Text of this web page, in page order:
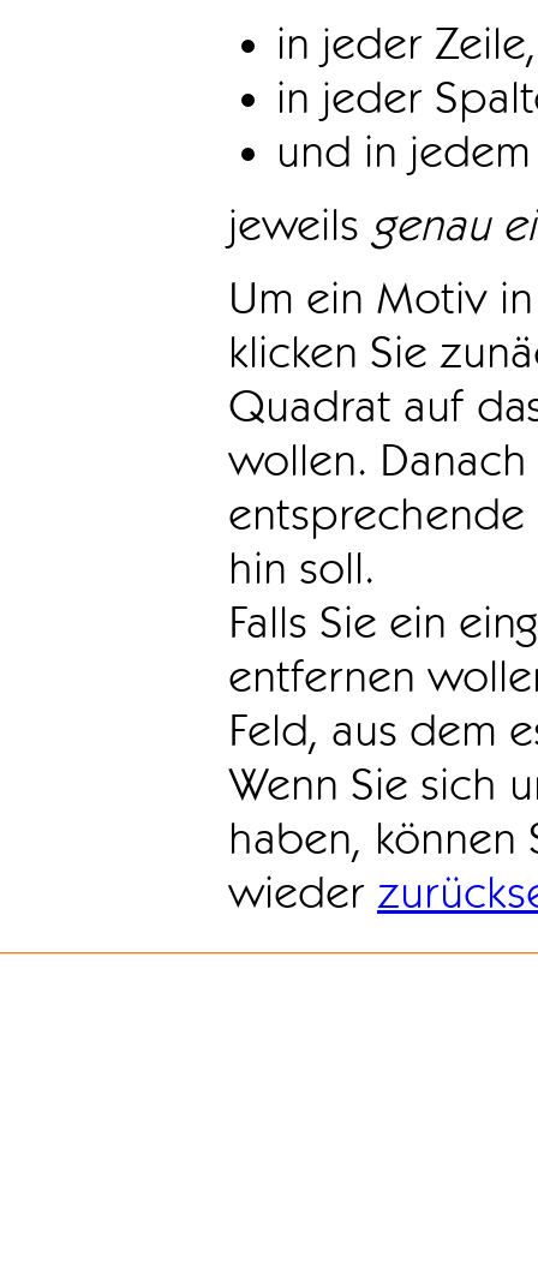
in jeder Zeile,
in jeder
und in
jeweils genau
Um ein Motiv
klicken Sie
Quadrat auf
wollen.
hin soll.
Falls Sie ein
entfernen
Feld, aus dem
Wenn Sie sich
haben, können
wieder